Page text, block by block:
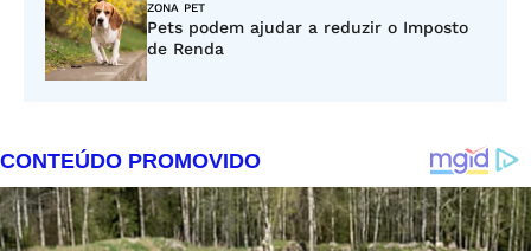
ZONA PET
Pets podem ajudar a reduzir o Imposto
de Renda